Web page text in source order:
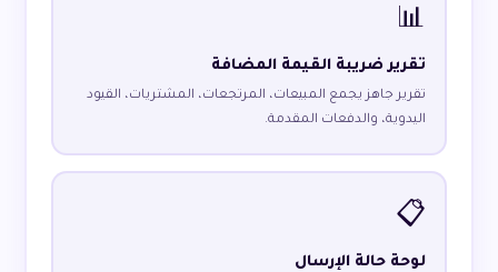
📊
تقرير ضريبة القيمة المضافة
تقرير جاهز يجمع المبيعات، المرتجعات، المشتريات، القيود
اليدوية، والدفعات المقدمة.
📋
لوحة حالة الإرسال